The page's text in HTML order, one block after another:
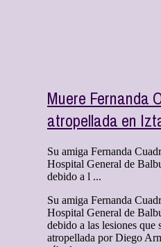
Muere Fernanda
atropellada en
Su amiga Fernanda
Hospital General de
debido a l ...
Su amiga Fernanda
Hospital General de
debido a las lesiones que
atropellada por Diego